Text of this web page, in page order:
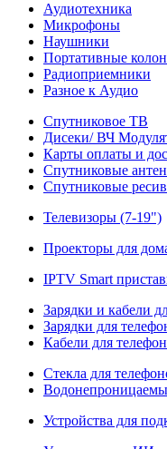
Аудиотехника
Микрофоны
Наушники
Портативные
Радиоприемники
Разное к Аудио
Спутниковое ТВ
Дисеки/ ВЧ
Карты оплаты и
Спутниковые
Спутниковые
Телевизоры (7-19")
Проекторы для
IPTV Smart
Зарядки и кабели
Зарядки для
Кабели для
Стекла для
Устройства для